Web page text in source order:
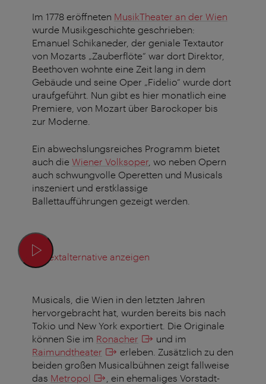
Im 1778 eröffneten MusikTheater an der Wien
wurde Musikgeschichte geschrieben:
Emanuel Schikaneder, der geniale Textautor
von Mozarts „Zauberflöte“ war dort Direktor,
Beethoven wohnte eine Zeit lang in dem
Gebäude und seine Oper „Fidelio“ wurde dort
uraufgeführt. Nun gibt es hier monatlich eine
Premiere, von Mozart über Barockoper bis
zur Moderne.
Ein abwechslungsreiches Programm bietet
auch die Wiener Volksoper , wo neben Opern
auch schwungvolle Operetten und Musicals
inszeniert und erstklassige
Ballettaufführungen gezeigt werden.
Textalternative anzeigen
Musicals, die Wien in den letzten Jahren
hervorgebracht hat, wurden bereits bis nach
Tokio und New York exportiert. Die Originale
können Sie im Ronacher
und im
Raimundtheater
erleben. Zusätzlich zu den
beiden großen Musicalbühnen zeigt fallweise
das Metropol
, ein ehemaliges Vorstadt-